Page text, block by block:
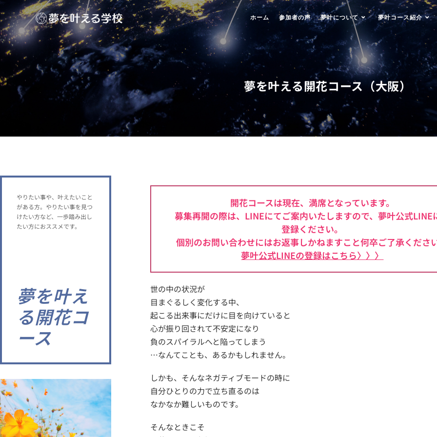
ホーム 参加者の声 夢叶について 夢叶コース紹介
夢を叶える開花コース（大阪）
やりたい事や、叶えたいこと
がある方。やりたい事を見つ
けたい方など、一歩踏み出し
たい方におススメです。
夢を叶え
る開花コ
ース
開花コースは現在、満席となっています。
募集再開の際は、LINEにてご案内いたしますので、夢叶公式LINE
登録ください。
個別のお問い合わせにはお返事しかねますこと何卒ご了承くださ
夢叶公式LINEの登録はこちら〉〉〉
世の中の状況が
目まぐるしく変化する中、
起こる出来事にだけに目を向けていると
心が振り回されて不安定になり
負のスパイラルへと陥ってしまう
…なんてことも、あるかもしれません。
しかも、そんなネガティブモードの時に
自分ひとりの力で立ち直るのは
なかなか難しいものです。
そんなときこそ